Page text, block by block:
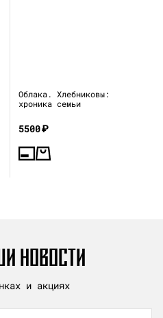
Облака. Хлебниковы:
хроника семьи
5500₽
НОВОСТИ
и акциях